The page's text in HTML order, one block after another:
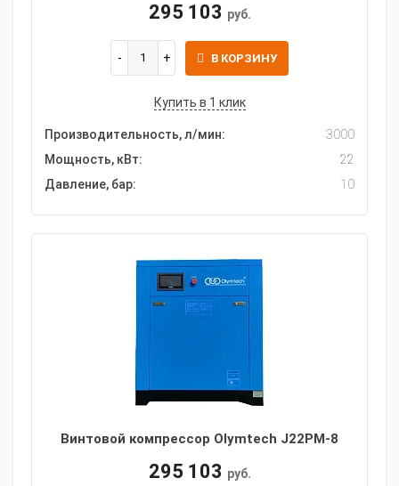
295 103 руб.
В КОРЗИНУ
Купить в 1 клик
Производительность, л/мин:
3000
Мощность, кВт:
22
Давление, бар:
10
Винтовой компрессор Olymtech J22PM-8
295 103 руб.